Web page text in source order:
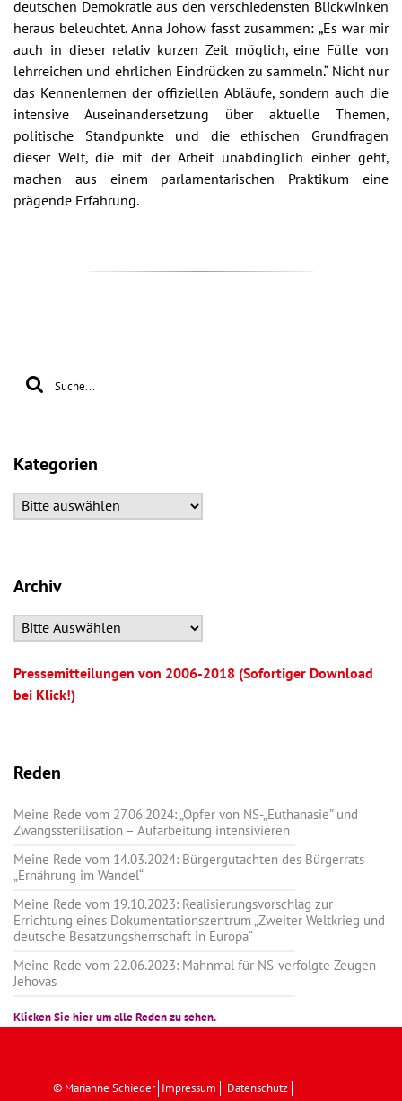
deutschen Demokratie aus den verschiedensten Blickwinken
heraus beleuchtet. Anna Johow fasst zusammen: „Es war mir
auch in dieser relativ kurzen Zeit möglich, eine Fülle von
lehrreichen und ehrlichen Eindrücken zu sammeln.“ Nicht nur
das Kennenlernen der offiziellen Abläufe, sondern auch die
intensive Auseinandersetzung über aktuelle Themen,
politische Standpunkte und die ethischen Grundfragen
dieser Welt, die mit der Arbeit unabdinglich einher geht,
machen aus einem parlamentarischen Praktikum eine
prägende Erfahrung.
Kategorien
Archiv
Pressemitteilungen von 2006-2018 (Sofortiger Download
bei Klick!)
Reden
Meine Rede vom 27.06.2024: „Opfer von NS-„Euthanasie” und
Zwangssterilisation – Aufarbeitung intensivieren
Meine Rede vom 14.03.2024: Bürgergutachten des Bürgerrats
„Ernährung im Wandel“
Meine Rede vom 19.10.2023: Realisierungsvorschlag zur
Errichtung eines Dokumentationszentrum „Zweiter Weltkrieg und
deutsche Besatzungsherrschaft in Europa“
Meine Rede vom 22.06.2023: Mahnmal für NS-verfolgte Zeugen
Jehovas
Klicken Sie hier um alle Reden zu sehen.
© Marianne Schieder Impressum Datenschutz